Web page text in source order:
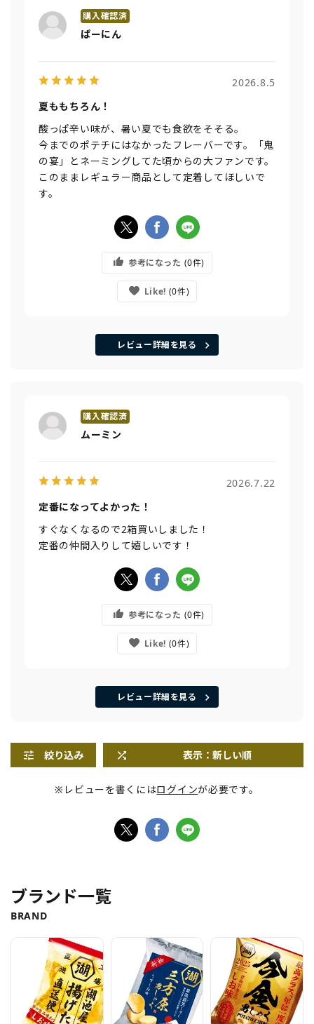
ぱーにん
2026.8.5
夏ももちろん！
酸っぱ辛い味が、暑い夏でも食欲をそそる。
今までのポテチにはなかったフレーバーです。「鬼
の宴」とネーミングしてた頃からの大ファンです。
このままレギュラー商品として定着してほしいで
す。
参考になった 0
Like! 0
レビュー詳細を見る
ムーミン
2026.7.22
定番になってよかった！
すぐなくなるので2箱買いしました！
定番の仲間入りして嬉しいです！
参考になった 0
Like! 0
レビュー詳細を見る
絞り込み 表示：新しい順
※レビューを書くにはログインが必要です。
ブランド一覧
BRAND